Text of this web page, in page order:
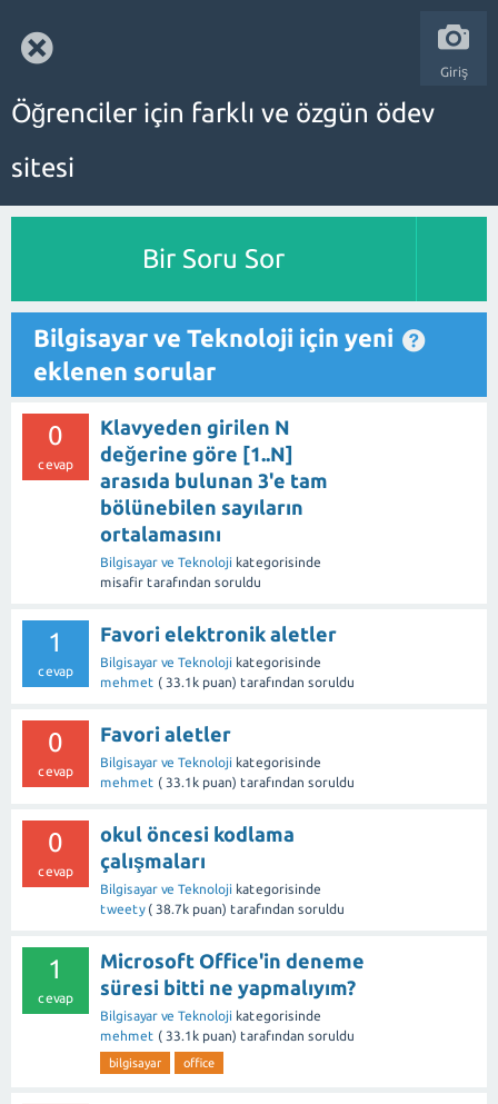
Giriş
Öğrenciler için farklı ve özgün ödev
sitesi
Bir Soru Sor
Bilgisayar ve Teknoloji için yeni
eklenen sorular
0
cevap
Klavyeden girilen N
değerine göre [1..N]
arasıda bulunan 3'e tam
bölünebilen sayıların
ortalamasını
Bilgisayar ve Teknoloji kategorisinde
misafir tarafından soruldu
1
cevap
Favori elektronik aletler
Bilgisayar ve Teknoloji kategorisinde
mehmet ( 33.1k puan) tarafından soruldu
0
cevap
Favori aletler
Bilgisayar ve Teknoloji kategorisinde
mehmet ( 33.1k puan) tarafından soruldu
0
cevap
okul öncesi kodlama
çalışmaları
Bilgisayar ve Teknoloji kategorisinde
tweety ( 38.7k puan) tarafından soruldu
1
cevap
Microsoft Office'in deneme
süresi bitti ne yapmalıyım?
Bilgisayar ve Teknoloji kategorisinde
mehmet ( 33.1k puan) tarafından soruldu
bilgisayar office